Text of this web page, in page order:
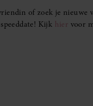
of zoek je
Kijk hier voor